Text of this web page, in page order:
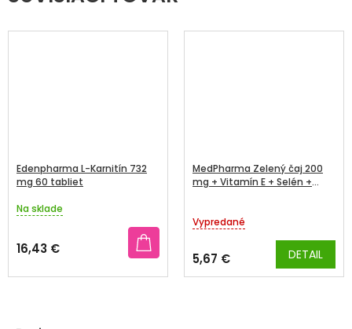
Edenpharma L-Karnitín 732
mg 60 tabliet
Priemerné
produktu
je
Na sklade
16,43 €
MedPharma Zelený čaj 200
mg + Vitamín E + Selén +
Vypredané
5,67 € DETAIL